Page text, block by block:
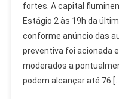
Em
Alerta:
Ventos
Fortes
Ativam
fortes. A capital
Estágio 2 às 19h da
conforme anúncio das
preventiva foi acionada
moderados a
podem alcançar até 76